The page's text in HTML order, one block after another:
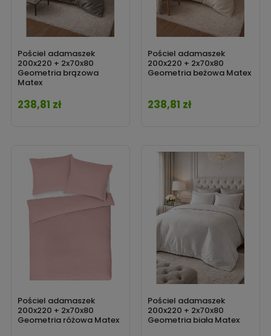
Pościel adamaszek
200x220 + 2x70x80
Geometria brązowa
Matex
Cena
238,81 zł
Pościel adamaszek
200x220 + 2x70x80
Geometria beżowa Matex
Cena
238,81 zł
Pościel adamaszek
200x220 + 2x70x80
Geometria różowa Matex
Pościel adamaszek
200x220 + 2x70x80
Geometria biała Matex